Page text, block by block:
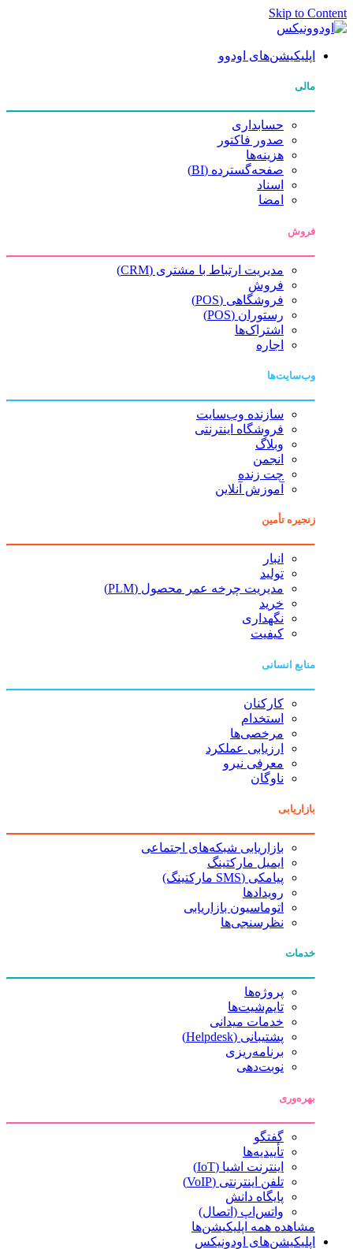
Skip to Content
اپلیکیشن‌های اودوو
مالی
حسابداری
صدور فاکتور
هزینه‌ها
صفحه‌گسترده (BI)
اسناد
امضا
فروش
مدیریت ارتباط با مشتری (CRM)
فروش
فروشگاهی (POS)
رستوران (POS)
اشتراک‌ها
اجاره
وب‌سایت‌ها
سازنده وب‌سایت
فروشگاه اینترنتی
وبلاگ
انجمن
چت زنده
آموزش آنلاین
زنجیره تأمین
انبار
تولید
مدیریت چرخه عمر محصول (PLM)
خرید
نگهداری
کیفیت
منابع انسانی
کارکنان
استخدام
مرخصی‌ها
ارزیابی عملکرد
معرفی نیرو
ناوگان
بازاریابی
بازاریابی شبکه‌های اجتماعی
ایمیل مارکتینگ
پیامکی (SMS مارکتینگ)
رویدادها
اتوماسیون بازاریابی
نظرسنجی‌ها
خدمات
پروژه‌ها
تایم‌شیت‌ها
خدمات میدانی
پشتیبانی (Helpdesk)
برنامه‌ریزی
نوبت‌دهی
بهره‌وری
گفتگو
تأییدیه‌ها
اینترنت اشیا (IoT)
تلفن اینترنتی (VoIP)
پایگاه دانش
واتس‌اپ (اتصال)
مشاهده همه اپلیکیشن‌ها
اپلیکیشن‌های اودونیکس